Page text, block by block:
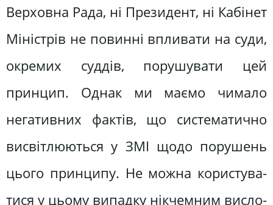
Верховна Рада, ні Президент, ні Кабі­нет
Міністрів не повинні впливати на суди,
окремих суддів, порушувати цей
принцип. Однак ми маємо чимало
нега­тивних фактів, що систематично
висвітлюються у ЗМІ щодо порушень
цього принципу. Не можна користува­
тися у цьому випадку нікчемним висло­